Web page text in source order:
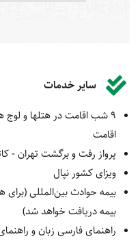
سایر خدمات
اقامت
پرواز رفت و برگشت تهران -
ویزای کشور نپال
بیمه دریافت خواهد شد)
راهنمای فارسی زبان و